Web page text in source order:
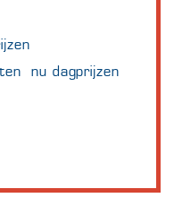
nu dagprijzen